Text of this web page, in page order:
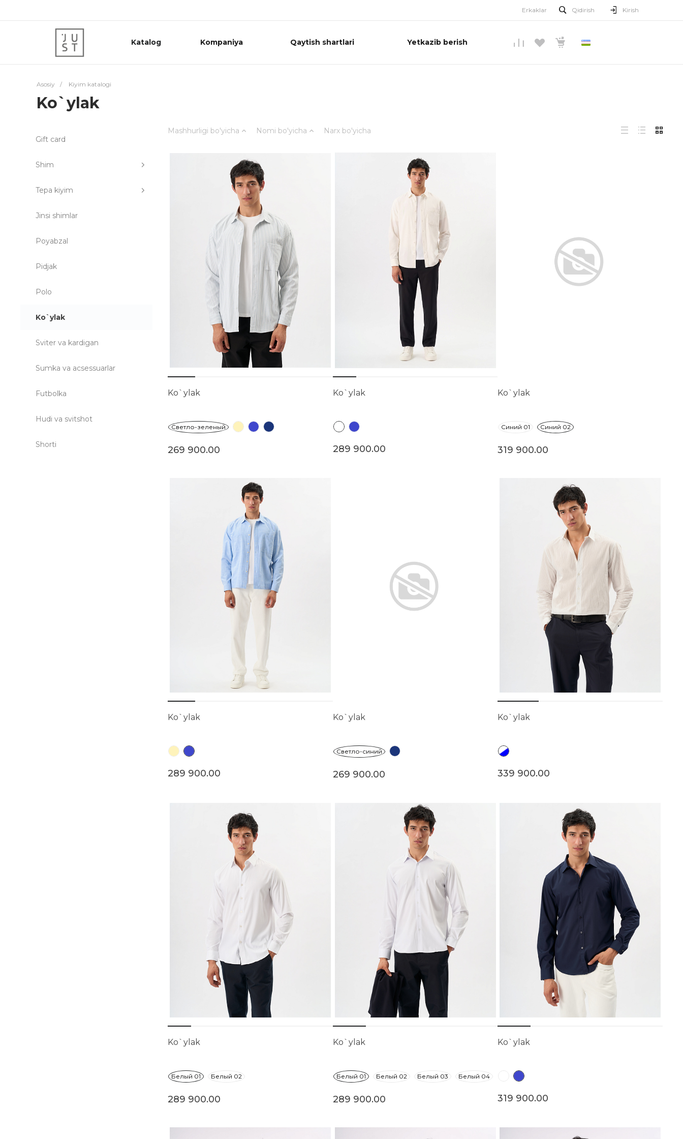
Erkaklar Qidirish Kirish
Katalog Kompaniya Qaytish shartlari Yetkazib berish
Asosiy / Kiyim katalogi
Ko`ylak
Gift card
Shim
Tepa kiyim
Jinsi shimlar
Poyabzal
Pidjak
Polo
Ko`ylak
Sviter va kardigan
Sumka va acsessuarlar
Futbolka
Hudi va svitshot
Shorti
Mashhurligi bo'yicha Nomi bo'yicha Narx bo'yicha
Ko`ylak
Светло-зеленый
269 900.00
Ko`ylak
289 900.00
Ko`ylak
Синий 01 Синий 02
319 900.00
Ko`ylak
289 900.00
Ko`ylak
Светло-синий
269 900.00
Ko`ylak
339 900.00
Ko`ylak
Белый 01 Белый 02
289 900.00
Ko`ylak
Белый 01 Белый 02 Белый 03 Белый 04
289 900.00
Ko`ylak
319 900.00